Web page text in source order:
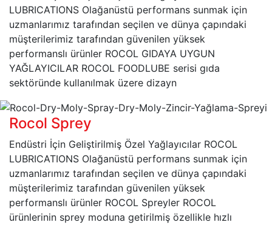
LUBRICATIONS Olağanüstü performans sunmak için
uzmanlarımız tarafından seçilen ve dünya çapındaki
müşterilerimiz tarafından güvenilen yüksek
performanslı ürünler ROCOL GIDAYA UYGUN
YAĞLAYICILAR ROCOL FOODLUBE serisi gıda
sektöründe kullanılmak üzere dizayn
Rocol Sprey
Endüstri İçin Geliştirilmiş Özel Yağlayıcılar ROCOL
LUBRICATIONS Olağanüstü performans sunmak için
uzmanlarımız tarafından seçilen ve dünya çapındaki
müşterilerimiz tarafından güvenilen yüksek
performanslı ürünler ROCOL Spreyler ROCOL
ürünlerinin sprey moduna getirilmiş özellikle hızlı